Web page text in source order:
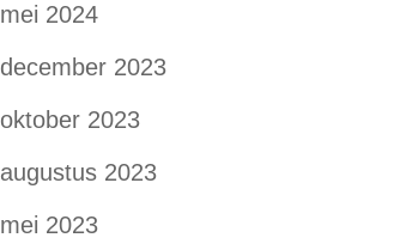
mei 2024
december 2023
oktober 2023
augustus 2023
mei 2023